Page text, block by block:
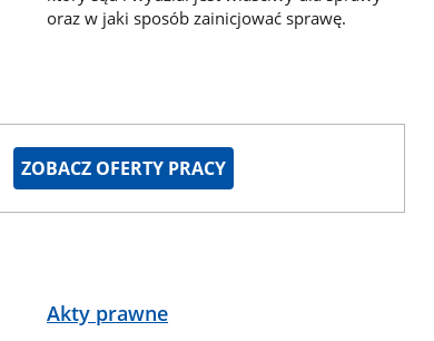
oraz w jaki sposób zainicjować sprawę.
ZOBACZ OFERTY PRACY
Akty prawne